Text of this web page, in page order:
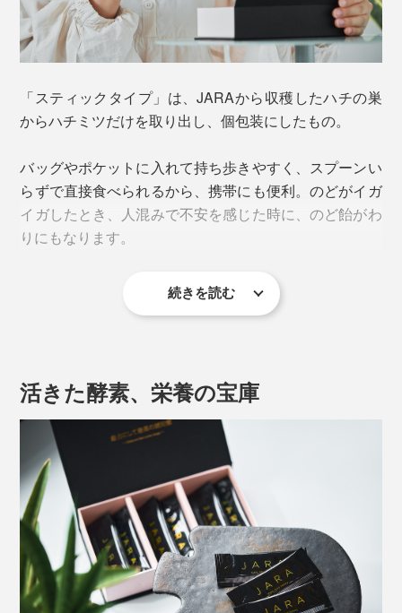
化学物質の混ざりようのない自然環境の中にJARAを設
置しているから、集められたハチミツは限りなくピュ
ア。「Jara Beekeepers Association」の厳しい規定をク
リアした採蜜方法で作られたものだけが『JARA
Honey』を名乗ることを許されます。
その規定は、効率とは真逆をいく、手間暇を要するも
人の住む村から4〜6km離れた場所に設置
JARAの中につくられた巣の半分だけを収穫し、残り
半分は、ミツバチが冬を越せるようにとっておく
「スティックタイプ」は、JARAから収穫したハチの巣
からハチミツだけを取り出し、個包装にしたもの。
バッグやポケットに入れて持ち歩きやすく、スプーンい
らずで直接食べられるから、携帯にも便利。のどがイガ
イガしたとき、人混みで不安を感じた時に、のど飴がわ
りにもなります。
巣を取り除いているため固形物は入っておらず、1回で
続きを読む
活きた酵素、栄養の宝庫